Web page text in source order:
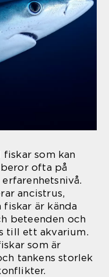
som kan
ofta på
ancistrus,
fiskar är kända
beteenden och
till ett akvarium.
som är
tankens storlek